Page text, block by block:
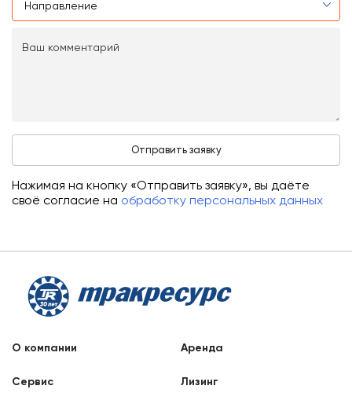
Нажимая на кнопку «Отправить заявку», вы даёте
своё согласие на обработку персональных данных
О компании Аренда
Сервис Лизинг